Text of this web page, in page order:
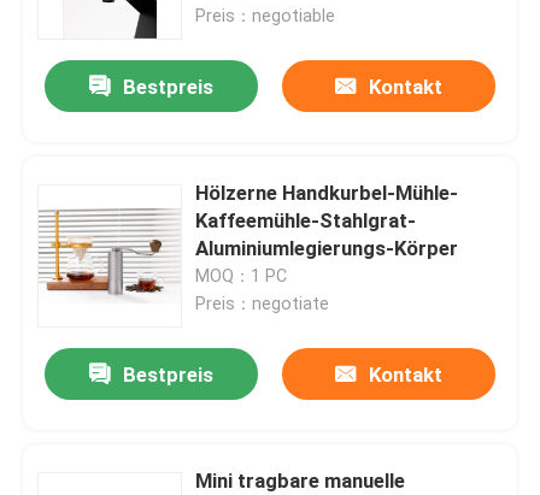
Preis：negotiable
Bestpreis Kontakt
Hölzerne Handkurbel-Mühle-
Kaffeemühle-Stahlgrat-
Aluminiumlegierungs-Körper
MOQ：1 PC
Preis：negotiate
Bestpreis Kontakt
Mini tragbare manuelle